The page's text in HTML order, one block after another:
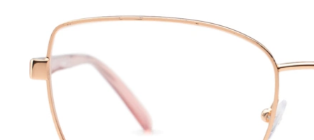
Ширина